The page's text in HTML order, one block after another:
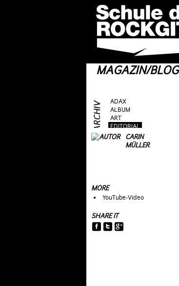
MAGAZIN/BLOG
ADAX
ALBUM
ART
EDITORIAL
FRAG AS
TALK
WEIRD STUFF
YOUNG 'N WILD
CARIN
MÜLLER
MORE
YouTube-Video
SHARE IT